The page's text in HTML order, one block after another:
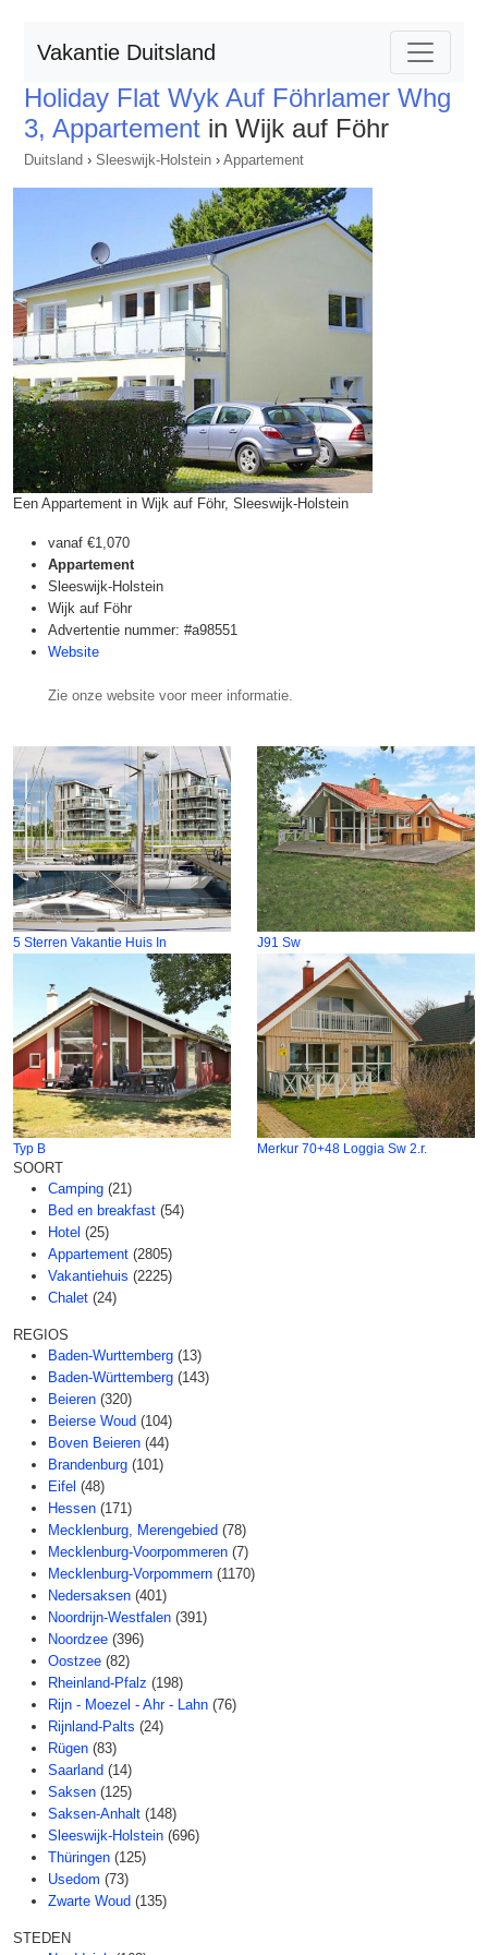
Vakantie Duitsland
Holiday Flat Wyk Auf Föhrlamer Whg
3, Appartement in Wijk auf Föhr
Duitsland › Sleeswijk-Holstein › Appartement
Een Appartement in Wijk auf Föhr, Sleeswijk-Holstein
vanaf €1,070
Appartement
Sleeswijk-Holstein
Wijk auf Föhr
Advertentie nummer: #a98551
Website
Zie onze website voor meer informatie.
5 Sterren Vakantie Huis In J91 Sw
Typ B Merkur 70+48 Loggia Sw 2.r.
SOORT
Camping (21)
Bed en breakfast (54)
Hotel (25)
Appartement (2805)
Vakantiehuis (2225)
Chalet (24)
REGIOS
Baden-Wurttemberg (13)
Baden-Württemberg (143)
Beieren (320)
Beierse Woud (104)
Boven Beieren (44)
Brandenburg (101)
Eifel (48)
Hessen (171)
Mecklenburg, Merengebied (78)
Mecklenburg-Voorpommeren (7)
Mecklenburg-Vorpommern (1170)
Nedersaksen (401)
Noordrijn-Westfalen (391)
Noordzee (396)
Oostzee (82)
Rheinland-Pfalz (198)
Rijn - Moezel - Ahr - Lahn (76)
Rijnland-Palts (24)
Rügen (83)
Saarland (14)
Saksen (125)
Saksen-Anhalt (148)
Sleeswijk-Holstein (696)
Thüringen (125)
Usedom (73)
Zwarte Woud (135)
STEDEN